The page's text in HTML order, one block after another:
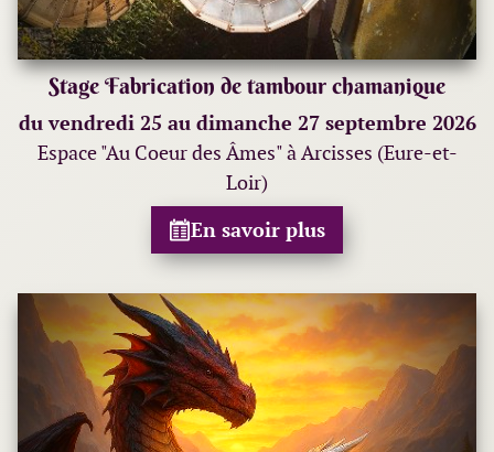
Stage Fabrication de tambour chamanique
du vendredi 25 au dimanche 27 septembre 2026
Espace "Au Coeur des Âmes" à Arcisses (Eure-et-
Loir)
En savoir plus